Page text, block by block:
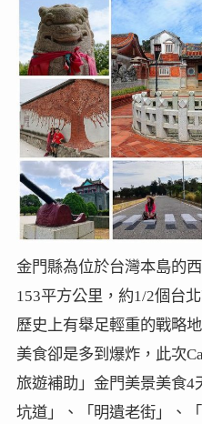
金門縣為位於台灣本島的
153平方公里，約1/2個台
歷史上有舉足輕重的戰略
美食卻是多到爆炸，此次
旅遊補助」金門美景美食4
坑道」、「明遺老街」、